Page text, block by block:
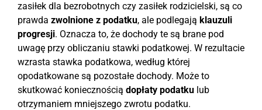
zasiłek dla bezrobotnych czy zasiłek rodzicielski, są co
prawda zwolnione z podatku, ale podlegają klauzuli
progresji. Oznacza to, że dochody te są brane pod
uwagę przy obliczaniu stawki podatkowej. W rezultacie
wzrasta stawka podatkowa, według której
opodatkowane są pozostałe dochody. Może to
skutkować koniecznością dopłaty podatku lub
otrzymaniem mniejszego zwrotu podatku.